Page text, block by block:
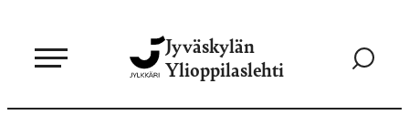
sisältöön
Jyväskylän
Ylioppilaslehti
Siirry